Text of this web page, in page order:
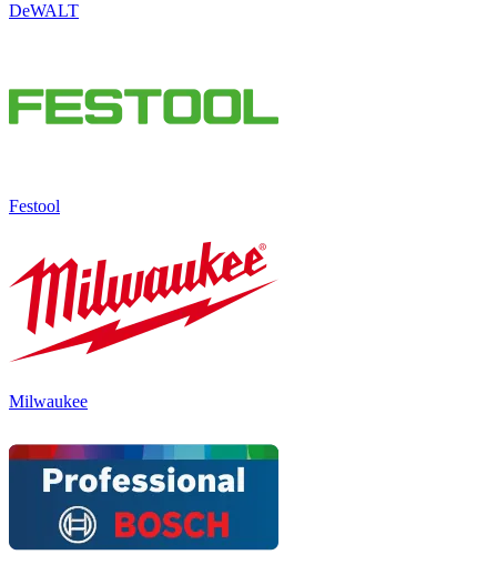
DeWALT
Festool
Milwaukee